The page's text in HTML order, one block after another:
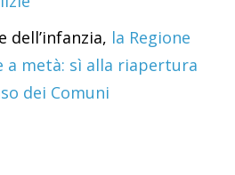
dell’infanzia, la Regione
a metà: sì alla riapertura
dei Comuni